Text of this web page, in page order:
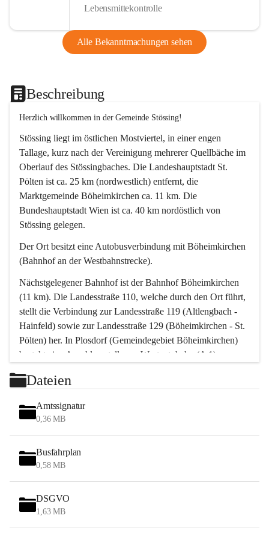
Lebensmittekontrolle
Alle Bekanntmachungen sehen
Beschreibung
Herzlich willkommen in der Gemeinde Stössing!
Stössing liegt im östlichen Mostviertel, in einer engen
Tallage, kurz nach der Vereinigung mehrerer Quellbäche im
Oberlauf des Stössingbaches. Die Landeshauptstadt St.
Pölten ist ca. 25 km (nordwestlich) entfernt, die
Marktgemeinde Böheimkirchen ca. 11 km. Die
Bundeshauptstadt Wien ist ca. 40 km nordöstlich von
Stössing gelegen.
Der Ort besitzt eine Autobusverbindung mit Böheimkirchen
(Bahnhof an der Westbahnstrecke).
Nächstgelegener Bahnhof ist der Bahnhof Böheimkirchen
(11 km). Die Landesstraße 110, welche durch den Ort führt,
stellt die Verbindung zur Landesstraße 119 (Altlengbach -
Hainfeld) sowie zur Landesstraße 129 (Böheimkirchen - St.
Pölten) her. In Plosdorf (Gemeindegebiet Böheimkirchen)
besteht eine Anschlussstelle zur Westautobahn (A 1).
Wien erreicht man in ca. 45 Minuten.
Stössing zählt noch zum Naherholungsraum Wien sowie
zum Naherholungsraum St. Pölten. Viele Bauernhöfe hatten
„ihre Wiener“. Seit 1960 bauten viele Wiener
Wochenendhäuser im Gemeindegebiet. Wegen des
waldreichen Jagdgebietes haben viele Jagdpächter ihre
Das Wandern ist aus touristischer Sicht die bedeutendste
Tätigkeit. Das hügelige Gebiet mit Wanderwegen durch
Wiesen, Wälder und Obstkulturen lädt dazu ein. Gefördert
Dateien
Amtssignatur
0,36 MB
Busfahrplan
0,58 MB
DSGVO
1,63 MB